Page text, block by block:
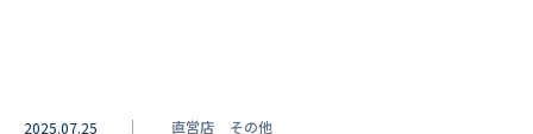
2025.07.25 直営店 その他